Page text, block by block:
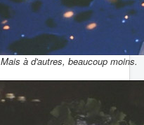
Mais à d'autres, beaucoup moins.